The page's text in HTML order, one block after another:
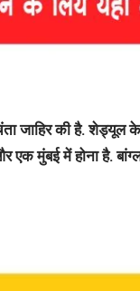
जाहिर की है. शेड्यूल
मुंबई में होना है.